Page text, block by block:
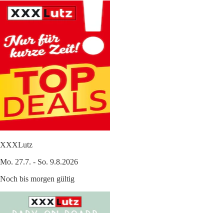
XXXLutz
Mo. 27.7. - So. 9.8.2026
Noch bis morgen gültig